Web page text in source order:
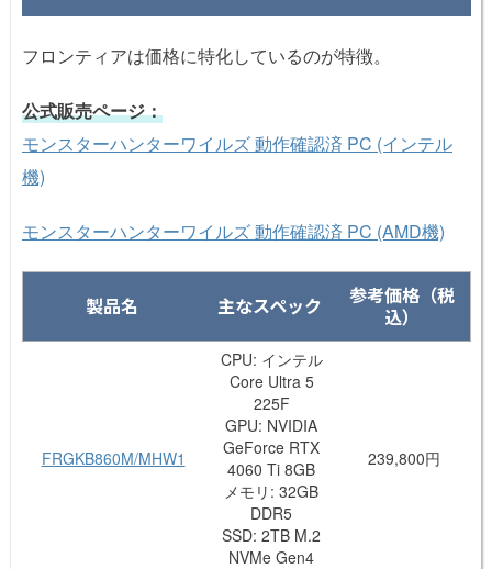
フロンティアは価格に特化しているのが特徴。
公式販売ページ：
モンスターハンターワイルズ 動作確認済 PC (インテル
機)
モンスターハンターワイルズ 動作確認済 PC (AMD機)
製品名 主なスペック
参考価格（税
込）
FRGKB860M/MHW1
CPU: インテル
Core Ultra 5
225F
GPU: NVIDIA
GeForce RTX
4060 Ti 8GB
メモリ: 32GB
DDR5
SSD: 2TB M.2
NVMe Gen4
239,800円